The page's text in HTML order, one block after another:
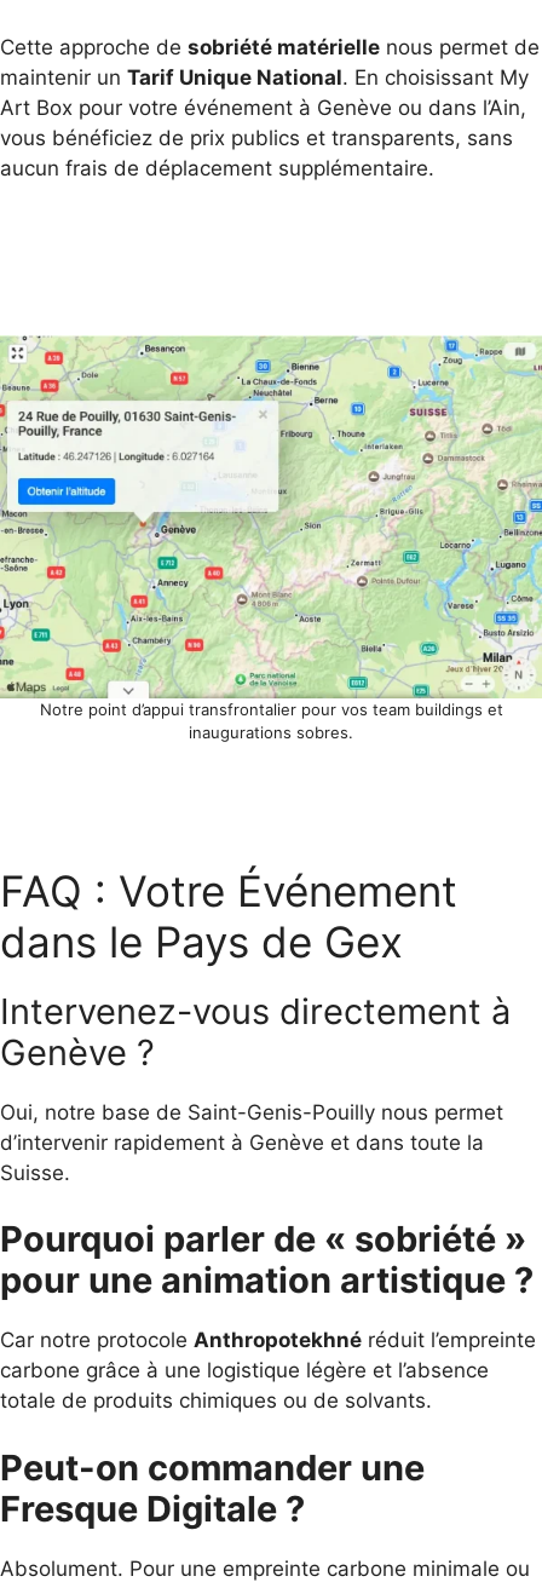
Cette approche de sobriété matérielle nous permet de
maintenir un Tarif Unique National. En choisissant My
Art Box pour votre événement à Genève ou dans l’Ain,
vous bénéficiez de prix publics et transparents, sans
aucun frais de déplacement supplémentaire.
Notre point d’appui transfrontalier pour vos team buildings et
inaugurations sobres.
FAQ : Votre Événement
dans le Pays de Gex
Intervenez-vous directement à
Genève ?
Oui, notre base de Saint-Genis-Pouilly nous permet
d’intervenir rapidement à Genève et dans toute la
Suisse.
Pourquoi parler de « sobriété »
pour une animation artistique ?
Car notre protocole Anthropotekhné réduit l’empreinte
carbone grâce à une logistique légère et l’absence
totale de produits chimiques ou de solvants.
Peut-on commander une
Fresque Digitale ?
Absolument. Pour une empreinte carbone minimale ou